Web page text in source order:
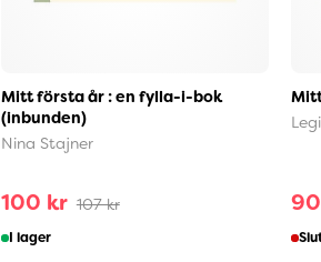
Mitt första år : en fylla-i-bok
(inbunden)
Nina Stajner
100 kr 107 kr
I lager